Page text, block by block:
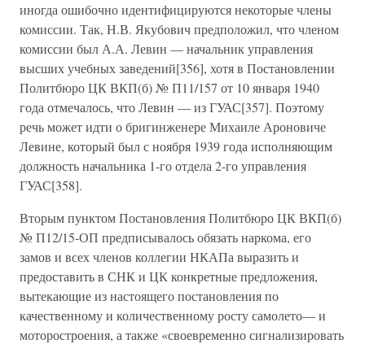
иногда ошибочно идентифицируются некоторые члены
комиссии. Так, Н.В. Якубович предположил, что членом
комиссии был А.А. Левин — начальник управления
высших учебных заведений[356], хотя в Постановлении
Политбюро ЦК ВКП(б) № П11/157 от 10 января 1940
года отмечалось, что Левин — из ГУАС[357]. Поэтому
речь может идти о бригинженере Михаиле Ароновиче
Левине, который был с ноября 1939 года исполняющим
должность начальника 1-го отдела 2-го управления
ГУАС[358].
Вторым пунктом Постановления Политбюро ЦК ВКП(б)
№ П12/15-ОП предписывалось обязать наркома, его
замов и всех членов коллегии НКАПа выразить и
предоставить в СНК и ЦК конкретные предложения,
вытекающие из настоящего постановления по
качественному и количественному росту самолето— и
моторостроения, а также «своевременно сигнализировать